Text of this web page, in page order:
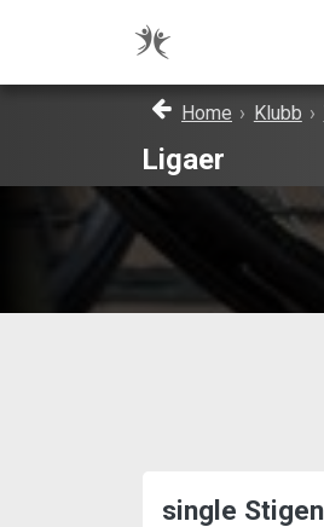
Home › Klubb ›
Ligaer
single Stigen